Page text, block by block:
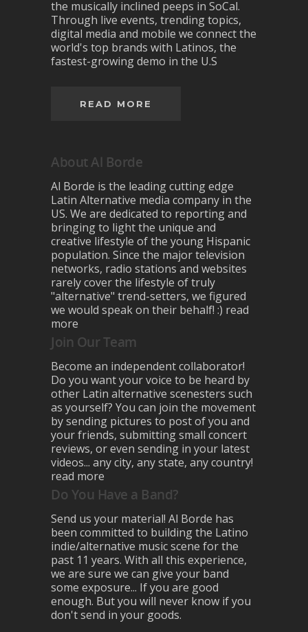
the musically inclined peeps in SoCal.
Through live events, trending topics,
digital media and mobile we connect the
world's top brands with Latinos, the
fastest-growing demo in the U.S
READ MORE
About Al Borde
Al Borde is the leading cutting edge
Latin Alternative media company in the
US. We are dedicated to reporting and
bringing to light the unique and
creative lifestyle of the young Hispanic
population. Since the major television
networks, radio stations and websites
rarely cover the lifestyle of truly
"alternative" trend-setters, we figured
we would speak on their behalf! :) read
more
Join Our Team
Become an independent collaborator!
Do you want your voice to be heard by
other Latin alternative scenesters such
as yourself? You can join the movement
by sending pictures to post of you and
your friends, submitting small concert
reviews, or even sending in your latest
videos... any city, any state, any country!
read more
Do You Have a Band?
Send us your material! Al Borde has
been committed to building the Latino
indie/alternative music scene for the
past 11 years. With all this experience,
we are sure we can give your band
some exposure... If you are good
enough. But you will never know if you
don't send in your goods.